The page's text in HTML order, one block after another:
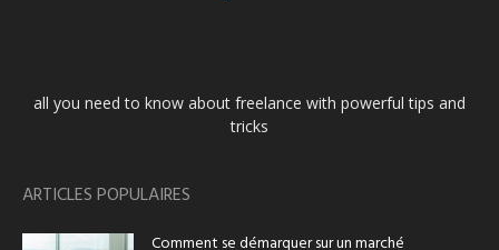
all you need to know about freelance with powerful tips and
tricks
ARTICLES POPULAIRES
Comment se démarquer sur un marché